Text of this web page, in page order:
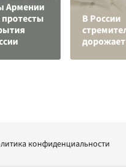
Армении
В России
дорожает
конфиденциальности